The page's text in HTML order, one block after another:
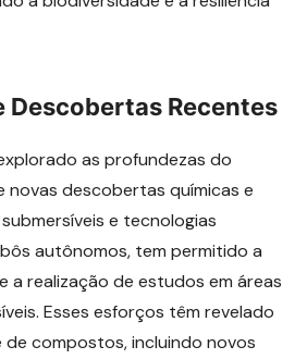
Descobertas Recentes
as profundezas do
novas descobertas químicas e
e tecnologias
autônomos, tem permitido a
a realização de estudos em áreas
Esses esforços têm revelado
de compostos, incluindo novos